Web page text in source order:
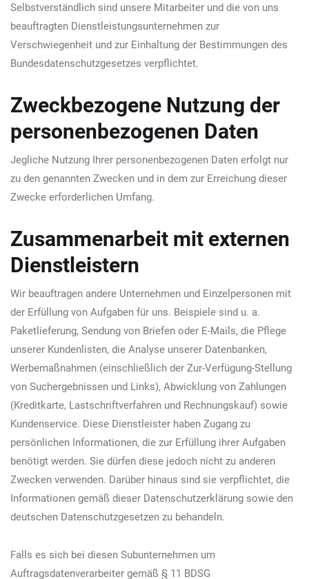
Selbstverständlich sind unsere Mitarbeiter und die von uns
beauftragten Dienstleistungsunternehmen zur
Verschwiegenheit und zur Einhaltung der Bestimmungen des
Bundesdatenschutzgesetzes verpflichtet.
Zweckbezogene Nutzung der
personenbezogenen Daten
Jegliche Nutzung Ihrer personenbezogenen Daten erfolgt nur
zu den genannten Zwecken und in dem zur Erreichung dieser
Zwecke erforderlichen Umfang.
Zusammenarbeit mit externen
Dienstleistern
Wir beauftragen andere Unternehmen und Einzelpersonen mit
der Erfüllung von Aufgaben für uns. Beispiele sind u. a.
Paketlieferung, Sendung von Briefen oder E-Mails, die Pflege
unserer Kundenlisten, die Analyse unserer Datenbanken,
Werbemaßnahmen (einschließlich der Zur-Verfügung-Stellung
von Suchergebnissen und Links), Abwicklung von Zahlungen
(Kreditkarte, Lastschriftverfahren und Rechnungskauf) sowie
Kundenservice. Diese Dienstleister haben Zugang zu
persönlichen Informationen, die zur Erfüllung ihrer Aufgaben
benötigt werden. Sie dürfen diese jedoch nicht zu anderen
Zwecken verwenden. Darüber hinaus sind sie verpflichtet, die
Informationen gemäß dieser Datenschutzerklärung sowie den
deutschen Datenschutzgesetzen zu behandeln.
Falls es sich bei diesen Subunternehmen um
Auftragsdatenverarbeiter gemäß § 11 BDSG